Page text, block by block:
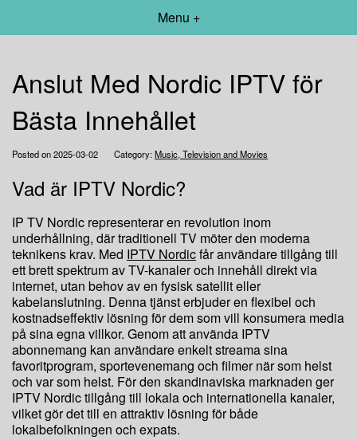
Menu +
Anslut Med Nordic IPTV för
Bästa Innehållet
Posted on 2025-03-02 Category:Music, Television and Movies
Vad är IPTV Nordic?
IP TV Nordic representerar en revolution inom
underhållning, där traditionell TV möter den moderna
teknikens krav. Med IPTV Nordicfår användare tillgång till
ett brett spektrum av TV-kanaler och innehåll direkt via
internet, utan behov av en fysisk satellit eller
kabelanslutning. Denna tjänst erbjuder en flexibel och
kostnadseffektiv lösning för dem som vill konsumera media
på sina egna villkor. Genom att använda IPTV
abonnemang kan användare enkelt streama sina
favoritprogram, sportevenemang och filmer när som helst
och var som helst. För den skandinaviska marknaden ger
IPTV Nordic tillgång till lokala och internationella kanaler,
vilket gör det till en attraktiv lösning för både
lokalbefolkningen och expats.